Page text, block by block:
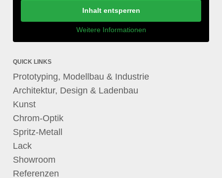
Inhalt entsperren
Weitere Informationen
QUICK LINKS
Prototyping, Modellbau & Industrie
Architektur, Design & Ladenbau
Kunst
Chrom-Optik
Spritz-Metall
Lack
Showroom
Referenzen